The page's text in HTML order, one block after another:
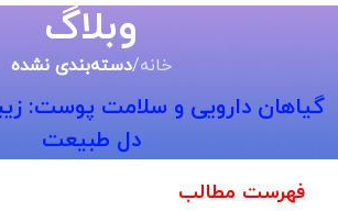
وبلاگ
خانه/دسته‌بندی نشده
گیاهان دارویی و سلامت پوست:
دل طبیعت
فهرست مطالب